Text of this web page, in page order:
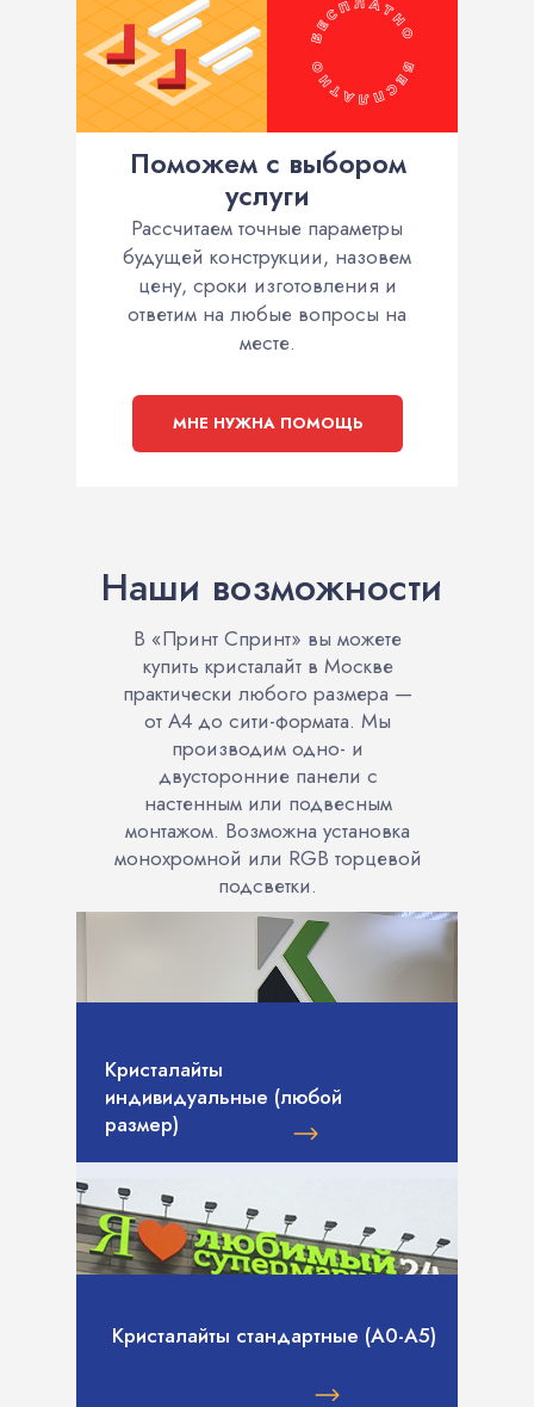
Поможем с выбором
услуги
Рассчитаем точные параметры
будущей конструкции, назовем
цену, сроки изготовления и
ответим на любые вопросы на
месте.
МНЕ НУЖНА ПОМОЩЬ
Наши возможности
В «Принт Спринт» вы можете
купить кристалайт в Москве
практически любого размера —
от А4 до сити-формата. Мы
производим одно- и
двусторонние панели с
настенным или подвесным
монтажом. Возможна установка
монохромной или RGB торцевой
подсветки.
Кристалайты
индивидуальные (любой
размер)
Кристалайты стандартные (А0-А5)